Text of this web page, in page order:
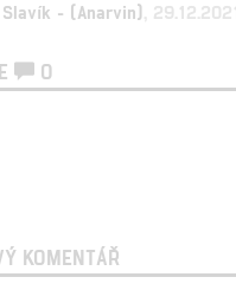
- (Anarvin) ,
0
KOMENTÁŘ